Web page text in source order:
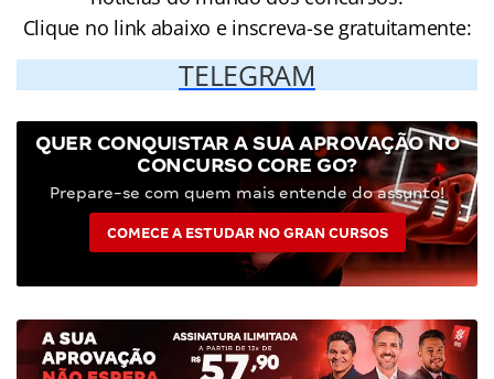
Clique no link abaixo e inscreva-se gratuitamente:
TELEGRAM
QUER CONQUISTAR A SUA APROVAÇÃO NO
CONCURSO CORE GO?
Prepare-se com quem mais entende do assunto!
COMECE A ESTUDAR NO GRAN CURSOS